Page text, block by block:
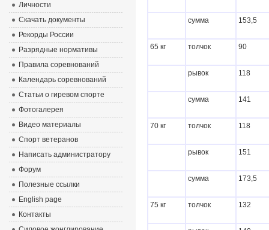
сумма 153,5
65 кг толчок 90
рывок 118
сумма 141
70 кг толчок 118
рывок 151
сумма 173,5
75 кг толчок 132
Личности
Скачать документы
Рекорды России
Разрядные нормативы
Правила соревнований
Календарь соревнований
Статьи о гиревом спорте
Фотогалерея
Видео материалы
Спорт ветеранов
Написать администратору
Форум
Полезные ссылки
English page
Контакты